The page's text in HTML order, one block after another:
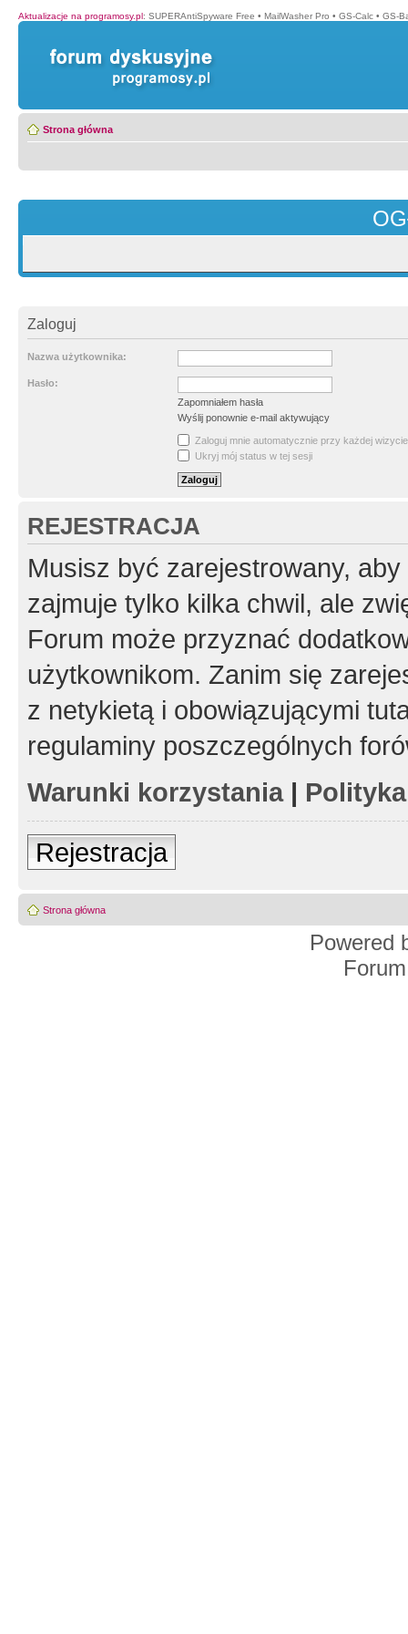
Aktualizacje na programosy.pl: SUPERAntiSpyware Free • MailWasher Pro • GS-Calc • GS-
Strona główna
Zaloguj
Nazwa użytkownika:
Hasło:
Zapomniałem hasła
Wyślij ponownie e-mail aktywujący
Zaloguj mnie automatycznie przy każdej wizycie
Ukryj mój status w tej sesji
REJESTRACJA
Musisz być zarejestrowany,
zajmuje tylko kilka chwil, ale
Forum może przyznać
użytkownikom. Zanim się
z netykietą i obowiązującymi
regulaminy poszczególnych
Warunki korzystania|
Rejestracja
Strona główna
Powered